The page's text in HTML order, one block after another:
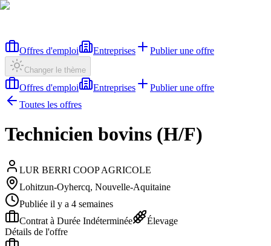
Offres d'emploi Entreprises Publier une offre
Changer le thème
Offres d'emploi Entreprises
Publier une offre
Toutes les offres
Technicien bovins (H/F)
LUR BERRI COOP AGRICOLE
Lohitzun-Oyhercq, Nouvelle-Aquitaine
Publiée il y a 4 semaines
Contrat à Durée Indéterminée
Élevage
Détails de l'offre